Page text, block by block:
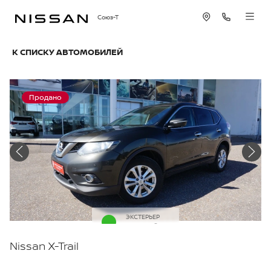
Союз-Т
К СПИСКУ АВТОМОБИЛЕЙ
Продано
ЭКСТЕРЬЕР
Зеленый
Nissan X-Trail